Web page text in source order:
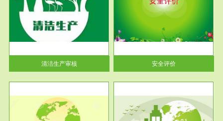
清洁生产审核
安全评价
安全评价安全评价目的是查找、
分析和预测工程、系统、生产经
营活...
安全评价
服务范围